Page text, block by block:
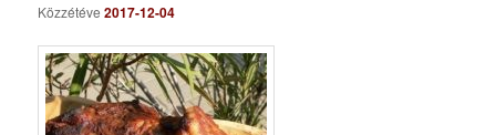
Közzétéve2017-12-04